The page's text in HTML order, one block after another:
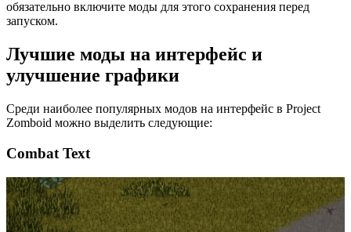
обязательно включите моды для этого сохранения перед
запуском.
Лучшие моды на интерфейс и
улучшение графики
Среди наиболее популярных модов на интерфейс в Project
Zomboid можно выделить следующие:
Combat Text